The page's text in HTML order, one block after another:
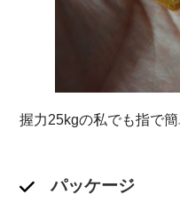
握力25kgの私でも指で
パッケージ